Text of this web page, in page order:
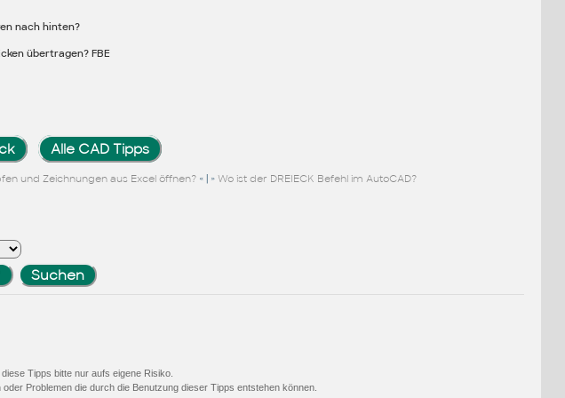
nach hinten?
übertragen? FBE
Alle CAD Tipps
und Zeichnungen aus Excel öffnen?« | » Wo ist der DREIECK Befehl im AutoCAD?
Tipps bitte nur aufs eigene Risiko.
Problemen die durch die Benutzung dieser Tipps entstehen können.